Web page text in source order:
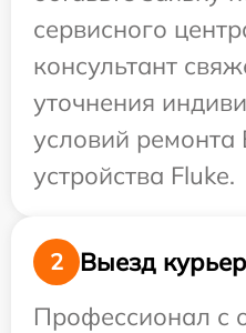
сервисного
консультант
уточнения
условий ремонта
устройства Fluke.
2
Выезд
Профессионал с